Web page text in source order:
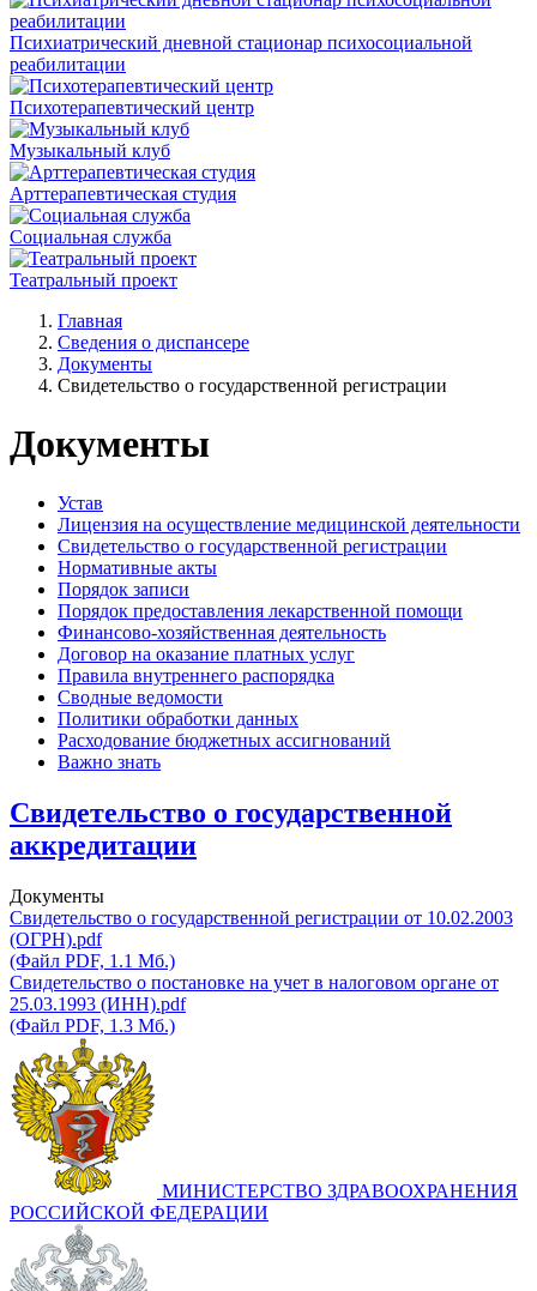
Психиатрический дневной стационар психосоциальной
реабилитации
Психотерапевтический центр
Музыкальный клуб
Арттерапевтическая студия
Социальная служба
Театральный проект
Главная
Сведения о диспансере
Документы
Свидетельство о государственной регистрации
Документы
Устав
Лицензия на осуществление медицинской деятельности
Свидетельство о государственной регистрации
Нормативные акты
Порядок записи
Порядок предоставления лекарственной помощи
Финансово-хозяйственная деятельность
Договор на оказание платных услуг
Правила внутреннего распорядка
Сводные ведомости
Политики обработки данных
Расходование бюджетных ассигнований
Важно знать
Свидетельство о государственной
аккредитации
Документы
Свидетельство о государственной регистрации от 10.02.2003
(ОГРН).pdf
(Файл PDF, 1.1 Мб.)
Свидетельство о постановке на учет в налоговом органе от
25.03.1993 (ИНН).pdf
(Файл PDF, 1.3 Мб.)
МИНИСТЕРСТВО ЗДРАВООХРАНЕНИЯ
РОССИЙСКОЙ ФЕДЕРАЦИИ